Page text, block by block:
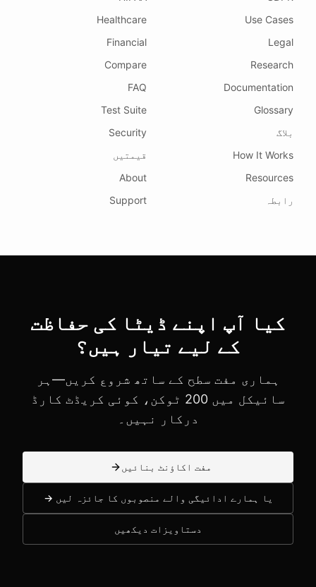
Use Cases
Healthcare
Legal
Financial
Research
Compare
Documentation
FAQ
Glossary
Test Suite
بلاگ
Security
How It Works
قیمتیں
Resources
About
رابطہ
Support
کیا آپ اپنے ڈیٹا کی حفاظت
کے لیے تیار ہیں؟
ہماری مفت سطح کے ساتھ شروع کریں—ہر
سائیکل میں 200 ٹوکن، کوئی کریڈٹ کارڈ
درکار نہیں۔
مفت اکاؤنٹ بنائیں
یا ہمارے ادائیگی والے منصوبوں کا جائزہ لیں →
دستاویزات دیکھیں